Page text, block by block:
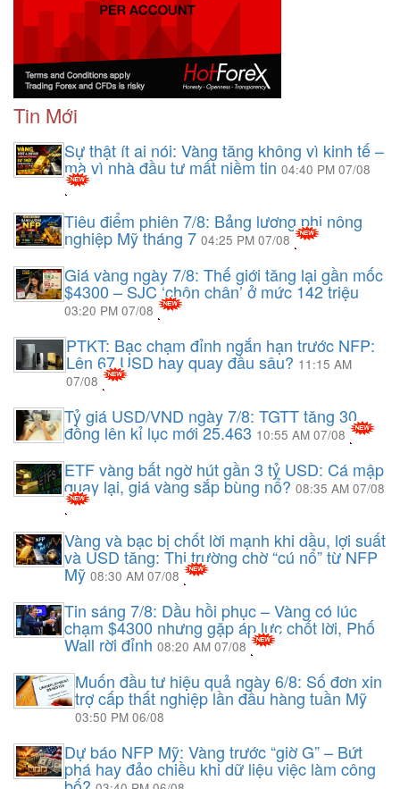
Tin Mới
Sự thật ít ai nói: Vàng tăng không vì kinh tế –
mà vì nhà đầu tư mất niềm tin 04:40 PM 07/08
Tiêu điểm phiên 7/8: Bảng lương phi nông
nghiệp Mỹ tháng 7 04:25 PM 07/08
Giá vàng ngày 7/8: Thế giới tăng lại gần mốc
$4300 – SJC ‘chôn chân’ ở mức 142 triệu
03:20 PM 07/08
PTKT: Bạc chạm đỉnh ngắn hạn trước NFP:
Lên 67 USD hay quay đầu sâu? 11:15 AM
07/08
Tỷ giá USD/VND ngày 7/8: TGTT tăng 30
đồng lên kỉ lục mới 25.463 10:55 AM 07/08
ETF vàng bất ngờ hút gần 3 tỷ USD: Cá mập
quay lại, giá vàng sắp bùng nổ? 08:35 AM 07/08
Vàng và bạc bị chốt lời mạnh khi dầu, lợi suất
và USD tăng: Thị trường chờ “cú nổ” từ NFP
Mỹ 08:30 AM 07/08
Tin sáng 7/8: Dầu hồi phục – Vàng có lúc
chạm $4300 nhưng gặp áp lực chốt lời, Phố
Wall rời đỉnh 08:20 AM 07/08
Muốn đầu tư hiệu quả ngày 6/8: Số đơn xin
trợ cấp thất nghiệp lần đầu hàng tuần Mỹ
03:50 PM 06/08
Dự báo NFP Mỹ: Vàng trước “giờ G” – Bứt
phá hay đảo chiều khi dữ liệu việc làm công